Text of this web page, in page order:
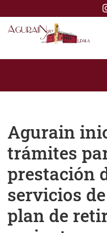
Agurain
trámites
prestación
servicios
plan de